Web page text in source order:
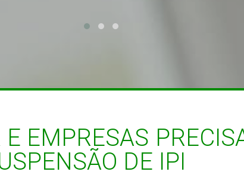
EMPRESAS
DE IPI